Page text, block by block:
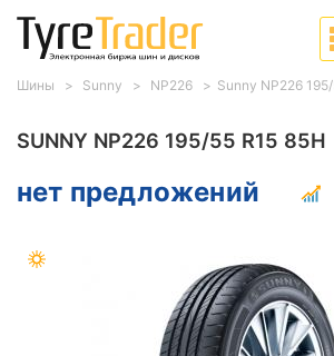
SUNNY NP226 195/55 R15 85H
нет предложений
Шины Sunny NP226 Sunny NP226